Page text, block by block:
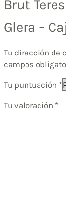
Brut
Glera –
Tu dirección de
campos
Tu puntuación *
Tu valoración *